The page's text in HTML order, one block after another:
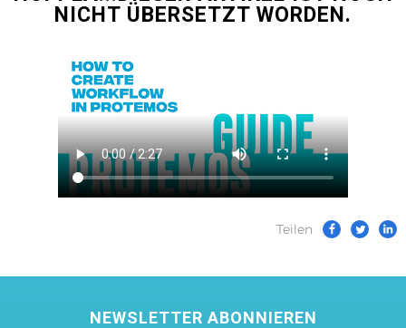
NICHT ÜBERSETZT WORDEN.
Teilen
NEWSLETTER ABONNIEREN